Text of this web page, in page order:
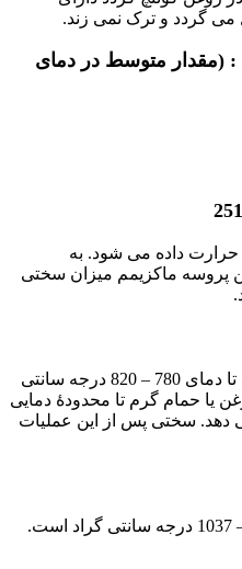
می گردد و ترک نمی زند.
خصوصیات فیزیکی فولاد 2510 : (مقدار متوسط در دمای
گراد حرارت داده می شود. به
پروسه ماکزیمم میزان سختی
سخت سازی به دنبال حرارت دادن تا دمای 780 – 820 درجه سانتی
یا حمام گرم تا محدودۀ دمایی
رخ می دهد. سختی پس از این عملیات